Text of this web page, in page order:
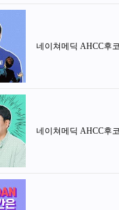
네이쳐메딕 AHCC후
네이쳐메딕 AHCC후